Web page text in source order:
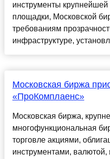
инструменты крупнейшей
площадки, Московской
требованиям
инфраструктуре,
Московская биржа
«ПроКомплаенс»
Московская биржа,
многофункциональная
торговле акциями,
инструментами,